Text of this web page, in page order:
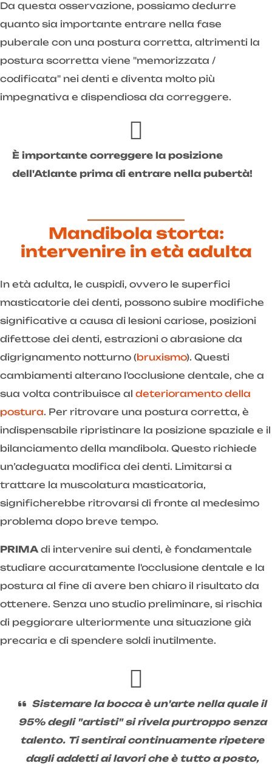
Da questa osservazione, possiamo dedurre
quanto sia importante entrare nella fase
puberale con una postura corretta, altrimenti la
postura scorretta viene "memorizzata /
codificata" nei denti e diventa molto più
impegnativa e dispendiosa da correggere.
È importante correggere la posizione
dell'Atlante prima di entrare nella pubertà!
Mandibola storta:
intervenire in età adulta
In età adulta, le cuspidi, ovvero le superfici
masticatorie dei denti, possono subire modifiche
significative a causa di lesioni cariose, posizioni
difettose dei denti, estrazioni o abrasione da
digrignamento notturno (bruxismo). Questi
cambiamenti alterano l'occlusione dentale, che a
sua volta contribuisce al deterioramento della
postura. Per ritrovare una postura corretta, è
indispensabile ripristinare la posizione spaziale e il
bilanciamento della mandibola. Questo richiede
un’adeguata modifica dei denti. Limitarsi a
trattare la muscolatura masticatoria,
significherebbe ritrovarsi di fronte al medesimo
problema dopo breve tempo.
PRIMA di intervenire sui denti, è fondamentale
studiare accuratamente l'occlusione dentale e la
postura al fine di avere ben chiaro il risultato da
ottenere. Senza uno studio preliminare, si rischia
di peggiorare ulteriormente una situazione già
precaria e di spendere soldi inutilmente.
Sistemare la bocca è un'arte nella quale il
95% degli "artisti" si rivela purtroppo senza
talento. Ti sentirai continuamente ripetere
dagli addetti ai lavori che è tutto a posto,